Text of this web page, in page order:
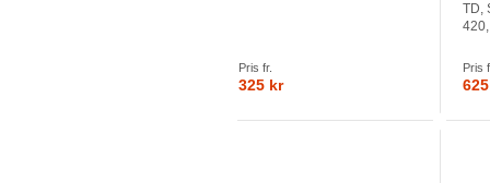
Pris fr.
325 kr
TD,
Pris